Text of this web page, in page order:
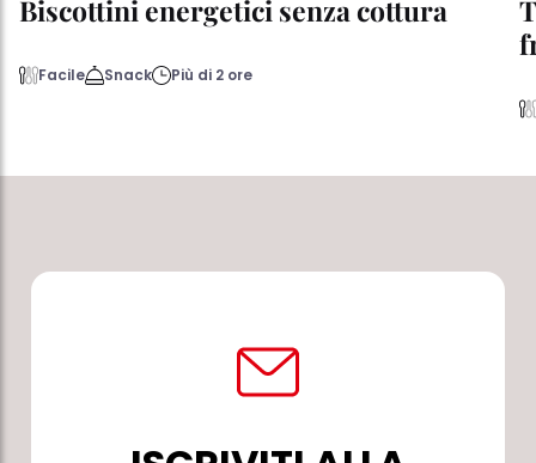
Biscottini energetici senza cottura
Facile Snack Più di 2 ore